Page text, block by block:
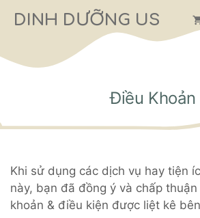
đến
dung
DINH DƯỠNG US
Điều Khoản
Khi sử dụng các dịch vụ hay tiện
này, bạn đã đồng ý và chấp
khoản & điều kiện được liệt kê